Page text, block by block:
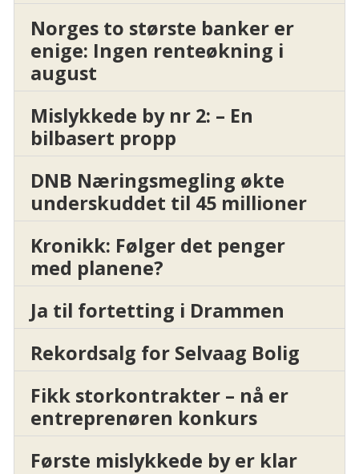
Norges to største banker er
enige: Ingen renteøkning i
august
Mislykkede by nr 2: – En
bilbasert propp
DNB Næringsmegling økte
underskuddet til 45 millioner
Kronikk: Følger det penger
med planene?
Ja til fortetting i Drammen
Rekordsalg for Selvaag Bolig
Fikk storkontrakter – nå er
entreprenøren konkurs
Første mislykkede by er klar